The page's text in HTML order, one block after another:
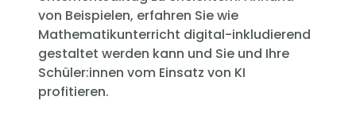
von Beispielen, erfahren Sie wie
Mathematikunterricht digital-inkludierend
gestaltet werden kann und Sie und Ihre
Schüler:innen vom Einsatz von KI
profitieren.